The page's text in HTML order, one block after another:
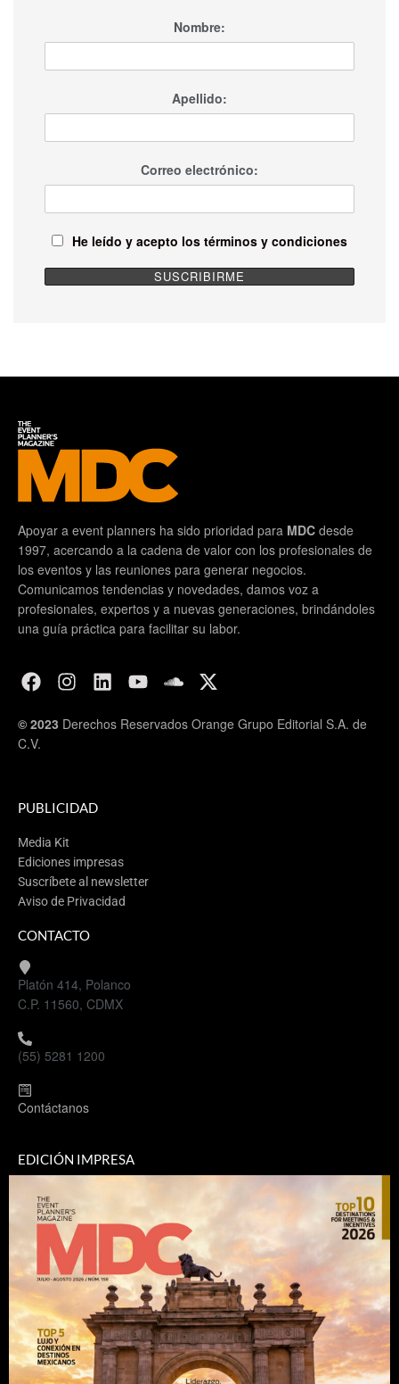
Nombre:
Apellido:
Correo electrónico:
He leído y acepto los términos y condiciones
Apoyar a event planners ha sido prioridad para MDC desde
1997, acercando a la cadena de valor con los profesionales de
los eventos y las reuniones para generar negocios.
Comunicamos tendencias y novedades, damos voz a
profesionales, expertos y a nuevas generaciones, brindándoles
una guía práctica para facilitar su labor.
© 2023 Derechos Reservados Orange Grupo Editorial S.A. de
C.V.
PUBLICIDAD
Media Kit
Ediciones impresas
Suscríbete al newsletter
Aviso de Privacidad
CONTACTO
Platón 414, Polanco
C.P. 11560, CDMX
(55) 5281 1200
Contáctanos
EDICIÓN IMPRESA